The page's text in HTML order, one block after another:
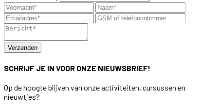
Verzenden
SCHRIJF JE IN VOOR ONZE NIEUWSBRIEF!
Op de hoogte blijven van onze activiteiten, cursussen en
nieuwtjes?